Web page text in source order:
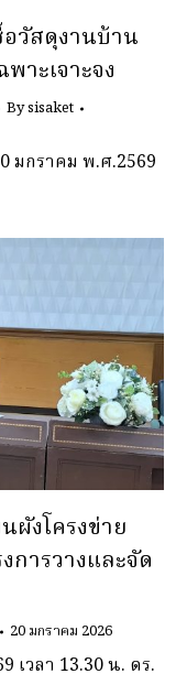
วัสดุงานบ้าน
าะเจาะจง
Bysisaket
มกราคม พ.ศ.2569
ผังโครงข่าย
ารวางและจัด
20 มกราคม 2026
เวลา 13.30 น. ดร.